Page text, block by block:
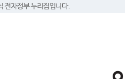
전자정부 누리집입니다.